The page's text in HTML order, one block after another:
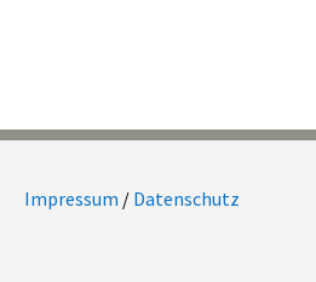
Impressum / Datenschutz